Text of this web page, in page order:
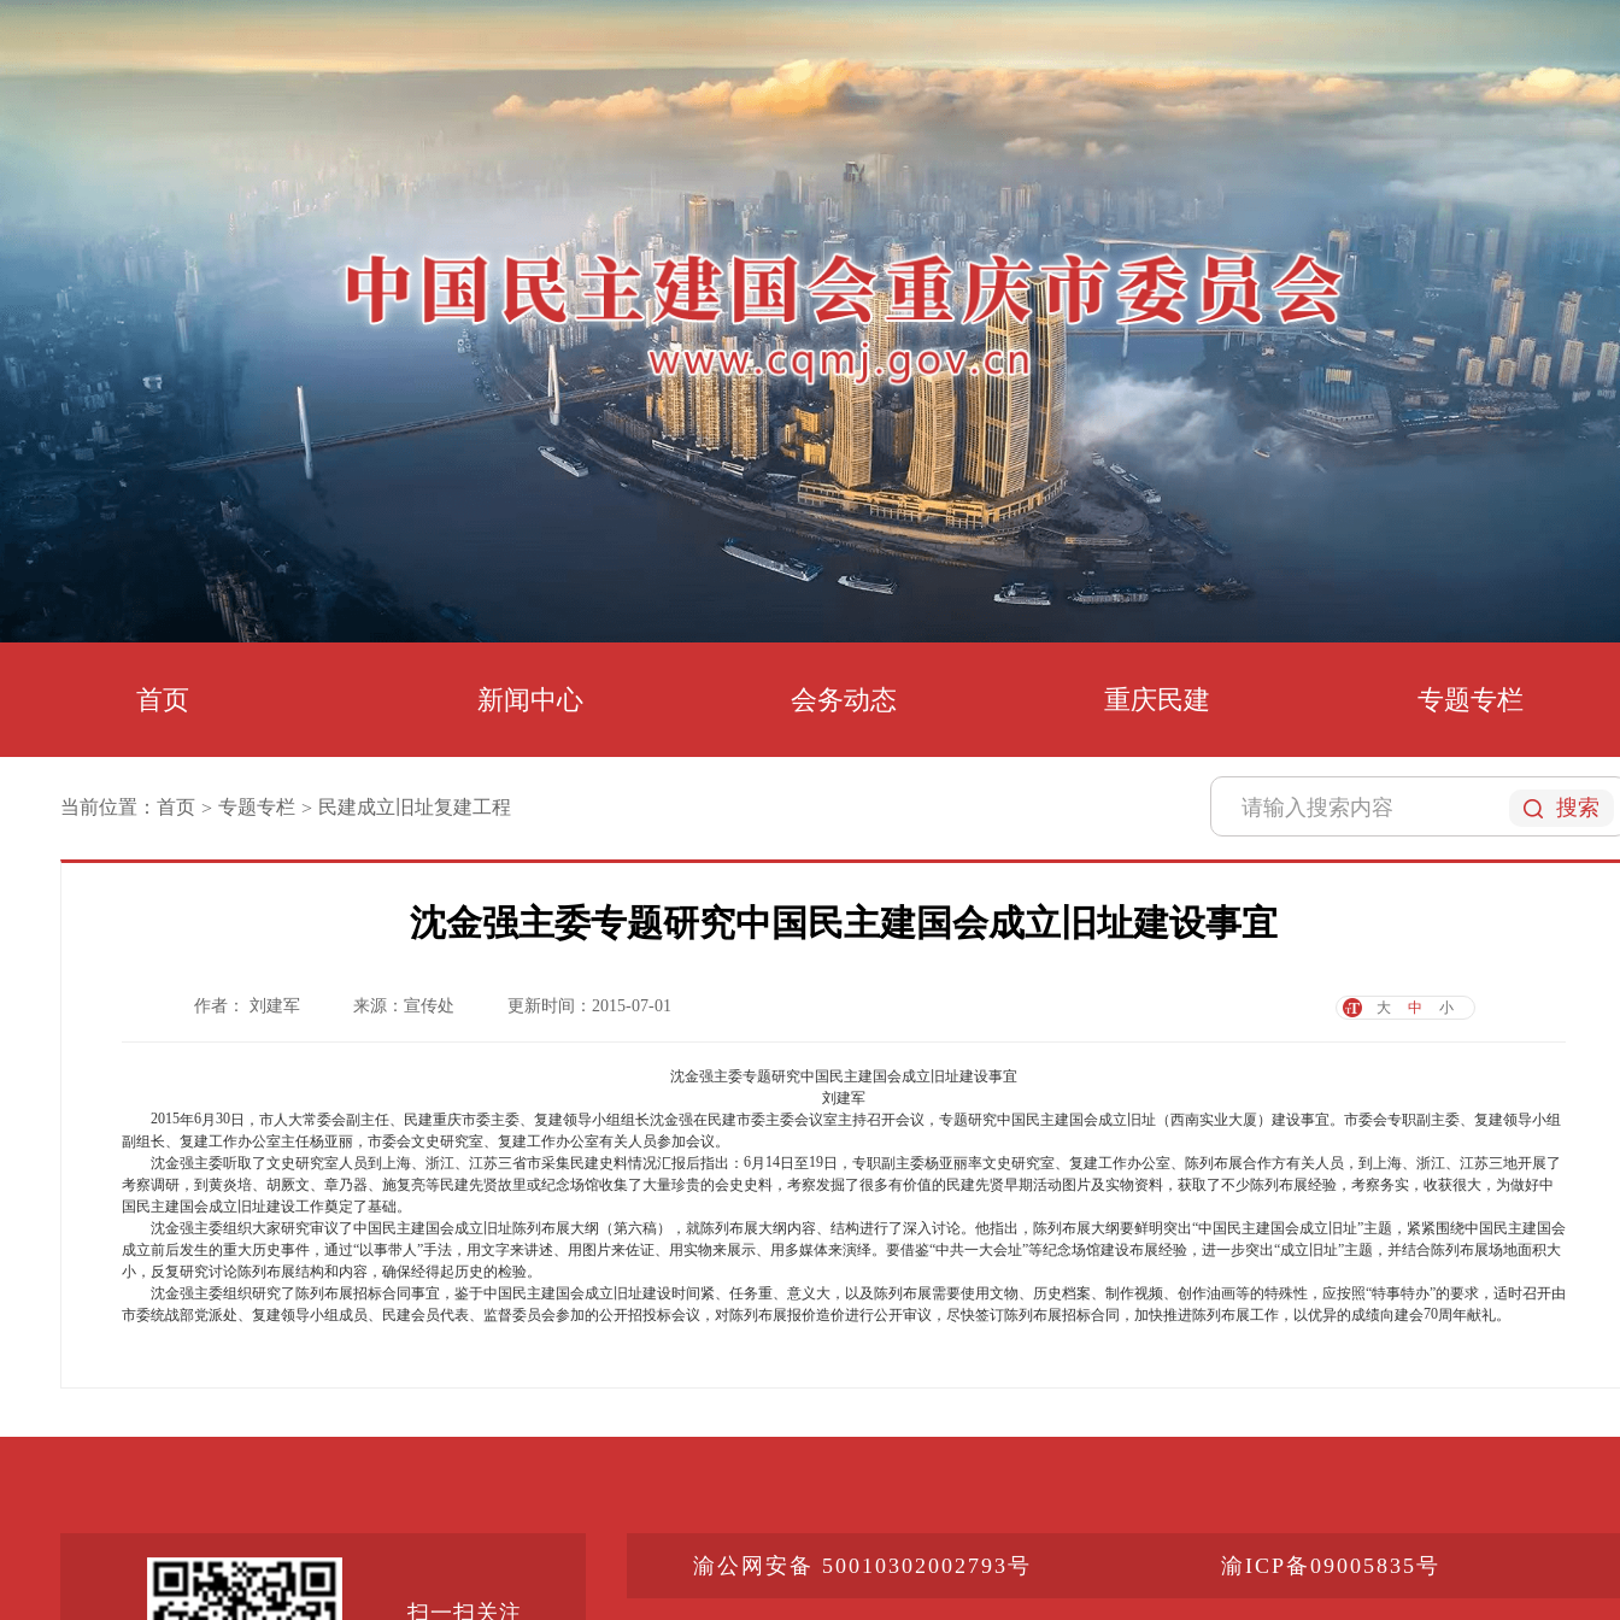
首页 新闻中心 会务动态 重庆民建 专题专栏
搜索
当前位置： 首页 > 专题专栏 > 民建成立旧址复建工程
沈金强主委专题研究中国民主建国会成立旧址建设事宜
作者： 刘建军 来源：宣传处 更新时间：2015-07-01 大 中 小
沈金强主委专题研究中国民主建国会成立旧址建设事宜
刘建军
2015年6月 30日，市人大常委会副主任、民建重庆市委主委、复建领导小组组长沈金强在民建市委主委会议室主持召开会议，专题研究中国民主建国会成立旧址（西南实业大厦）建设事宜。市委会专职副主委、复建领导小组
副组长、复建工作办公室主任杨亚丽，市委会文史研究室、复建工作办公室有关人员参加会议。
沈金强主委听取了文史研究室人员到上海、浙江、江苏三省市采集民建史料情况汇报后指出： 6月 14日至19日，专职副主委杨亚丽率文史研究室、复建工作办公室、陈列布展合作方有关人员，到上海、浙江、江苏三地开展了
考察调研，到黄炎培、胡厥文、章乃器、施复亮等民建先贤故里或纪念场馆收集了大量珍贵的会史史料，考察发掘了很多有价值的民建先贤早期活动图片及实物资料，获取了不少陈列布展经验，考察务实，收获很大，为做好中
国民主建国会成立旧址建设工作奠定了基础。
沈金强主委组织大家研究审议了中国民主建国会成立旧址陈列布展大纲（第六稿），就陈列布展大纲内容、结构进行了深入讨论。他指出，陈列布展大纲要鲜明突出“中国民主建国会成立旧址”主题，紧紧围绕中国民主建国会
成立前后发生的重大历史事件，通过“以事带人”手法，用文字来讲述、用图片来佐证、用实物来展示、用多媒体来演绎。要借鉴“中共一大会址”等纪念场馆建设布展经验，进一步突出“成立旧址”主题，并结合陈列布展场地面积大
小，反复研究讨论陈列布展结构和内容，确保经得起历史的检验。
沈金强主委组织研究了陈列布展招标合同事宜，鉴于中国民主建国会成立旧址建设时间紧、任务重、意义大，以及陈列布展需要使用文物、历史档案、制作视频、创作油画等的特殊性，应按照“特事特办”的要求，适时召开由
市委统战部党派处、复建领导小组成员、民建会员代表、监督委员会参加的公开招投标会议，对陈列布展报价造价进行公开审议，尽快签订陈列布展招标合同，加快推进陈列布展工作，以优异的成绩向建会70周年献礼。
扫一扫关注
渝公网安备 50010302002793号 渝ICP备09005835号